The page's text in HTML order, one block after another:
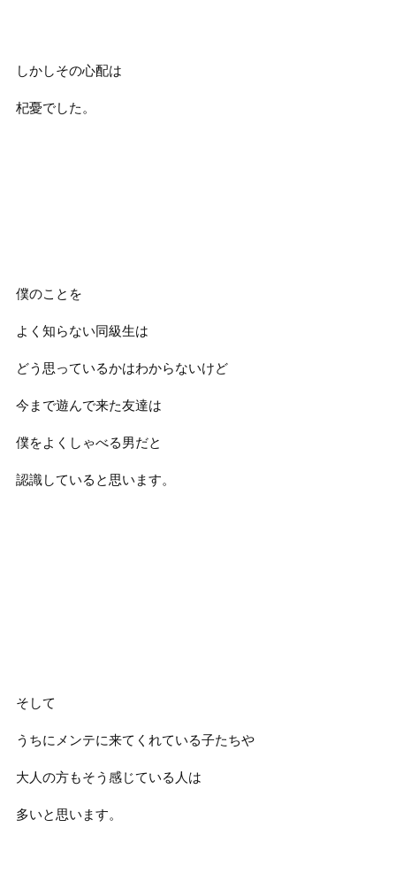
しかしその心配は
杞憂でした。
僕のことを
よく知らない同級生は
どう思っているかはわからないけど
今まで遊んで来た友達は
僕をよくしゃべる男だと
認識していると思います。
そして
うちにメンテに来てくれている子たちや
大人の方もそう感じている人は
多いと思います。